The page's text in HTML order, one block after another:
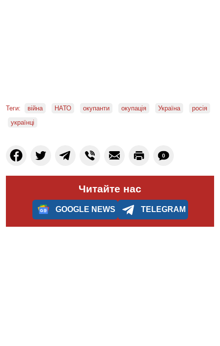
Теги: війна НАТО окупанти окупація Україна
росія
українці
0
Читайте нас
GOOGLE NEWS TELEGRAM